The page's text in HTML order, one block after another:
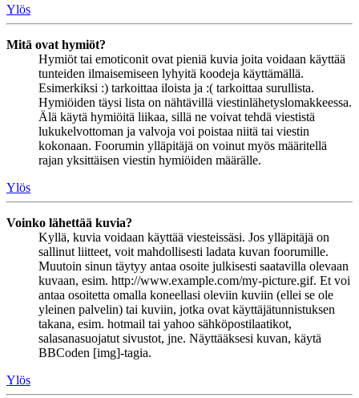
Ylös
Mitä ovat hymiöt?
Hymiöt tai emoticonit ovat pieniä kuvia joita voidaan käyttää
tunteiden ilmaisemiseen lyhyitä koodeja käyttämällä.
Esimerkiksi :) tarkoittaa iloista ja :( tarkoittaa surullista.
Hymiöiden täysi lista on nähtävillä viestinlähetyslomakkeessa.
Älä käytä hymiöitä liikaa, sillä ne voivat tehdä viestistä
lukukelvottoman ja valvoja voi poistaa niitä tai viestin
kokonaan. Foorumin ylläpitäjä on voinut myös määritellä
rajan yksittäisen viestin hymiöiden määrälle.
Ylös
Voinko lähettää kuvia?
Kyllä, kuvia voidaan käyttää viesteissäsi. Jos ylläpitäjä on
sallinut liitteet, voit mahdollisesti ladata kuvan foorumille.
Muutoin sinun täytyy antaa osoite julkisesti saatavilla olevaan
kuvaan, esim. http://www.example.com/my-picture.gif. Et voi
antaa osoitetta omalla koneellasi oleviin kuviin (ellei se ole
yleinen palvelin) tai kuviin, jotka ovat käyttäjätunnistuksen
takana, esim. hotmail tai yahoo sähköpostilaatikot,
salasanasuojatut sivustot, jne. Näyttääksesi kuvan, käytä
BBCoden [img]-tagia.
Ylös